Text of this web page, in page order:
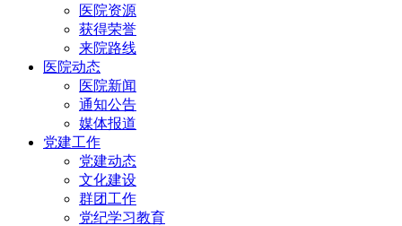
医院资源
获得荣誉
来院路线
医院动态
医院新闻
通知公告
媒体报道
党建工作
党建动态
文化建设
群团工作
党纪学习教育